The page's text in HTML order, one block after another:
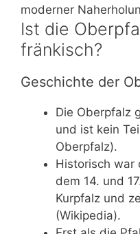
moderner
Ist die
fränkisch?
Geschichte der
Die Oberpfalz
und ist kein
Oberpfalz).
Historisch war
dem 14. und
Kurpfalz und
(Wikipedia).